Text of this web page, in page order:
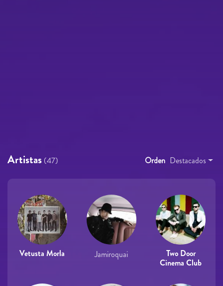
Artistas (47) Orden Destacados
Vetusta Morla Jamiroquai
Two Door
Cinema Club